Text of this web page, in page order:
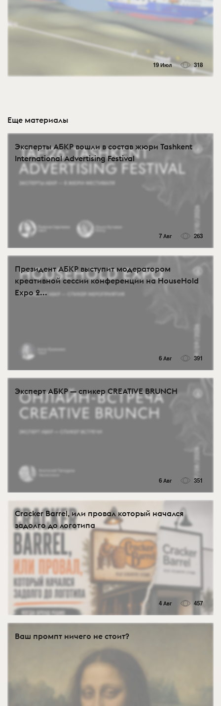
19 Июл 318
Еще материалы
Эксперты АБКР вошли в состав жюри Tashkent
International Advertising Festival
7 Авг 263
Президент АБКР выступит модератором
креативной сессии конференции на HouseHold
Expo 2...
6 Авг 391
Эксперт АБКР — спикер CREATIVE BRUNCH
6 Авг 351
Cracker Barrel, или провал который начался
задолго до логотипа
4 Авг 457
Ваш промпт ничего не стоит?